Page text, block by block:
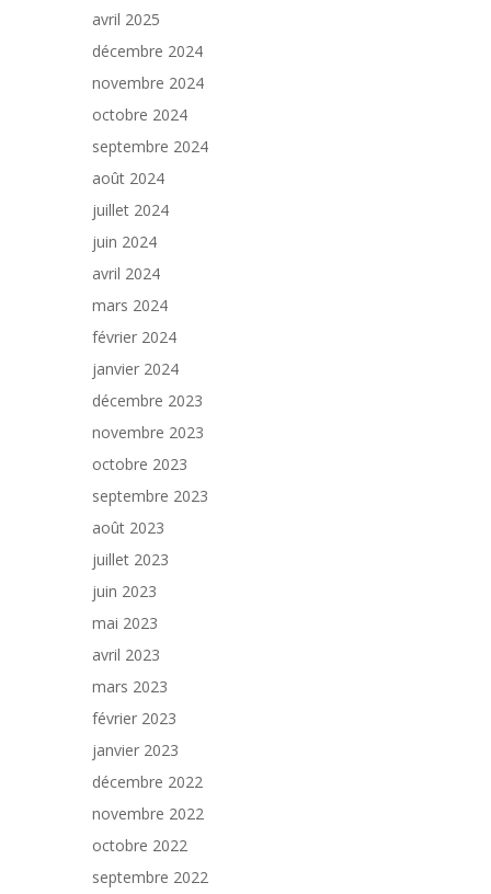
avril 2025
décembre 2024
novembre 2024
octobre 2024
septembre 2024
août 2024
juillet 2024
juin 2024
avril 2024
mars 2024
février 2024
janvier 2024
décembre 2023
novembre 2023
octobre 2023
septembre 2023
août 2023
juillet 2023
juin 2023
mai 2023
avril 2023
mars 2023
février 2023
janvier 2023
décembre 2022
novembre 2022
octobre 2022
septembre 2022